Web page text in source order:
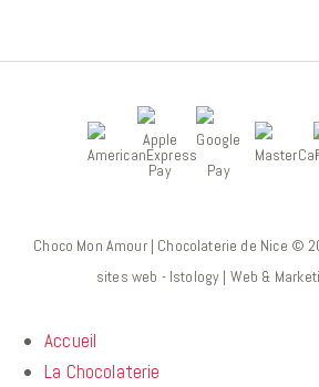
Choco Mon Amour | Chocolaterie de Nice ©
sites web - Istology | Web &
Accueil
La Chocolaterie